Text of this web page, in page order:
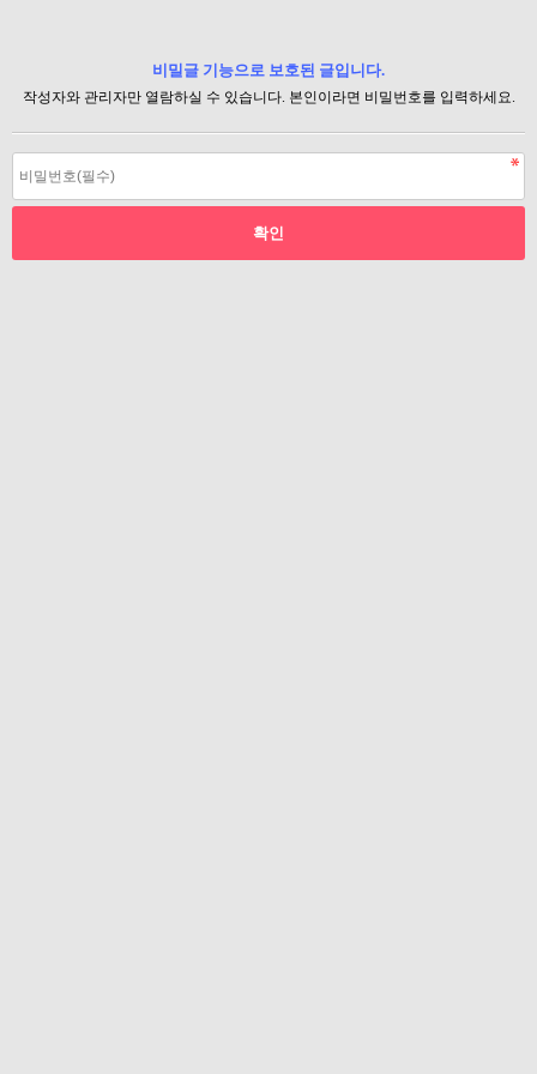
비밀글 기능으로 보호된 글입니다.
작성자와 관리자만 열람하실 수 있습니다. 본인이라면 비밀번호를 입력하세요.